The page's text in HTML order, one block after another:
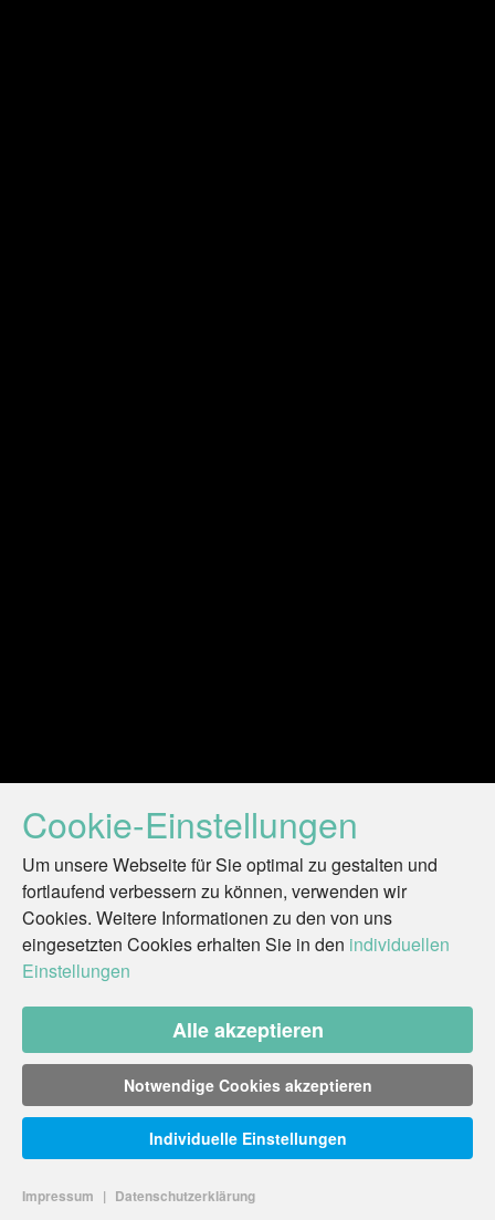
Cookie-Einstellungen
Um unsere Webseite für Sie optimal zu gestalten und
fortlaufend verbessern zu können, verwenden wir
Cookies. Weitere Informationen zu den von uns
eingesetzten Cookies erhalten Sie in den individuellen
Einstellungen
Alle akzeptieren
Notwendige Cookies akzeptieren
Impressum | Datenschutzerklärung
Individuelle Einstellungen